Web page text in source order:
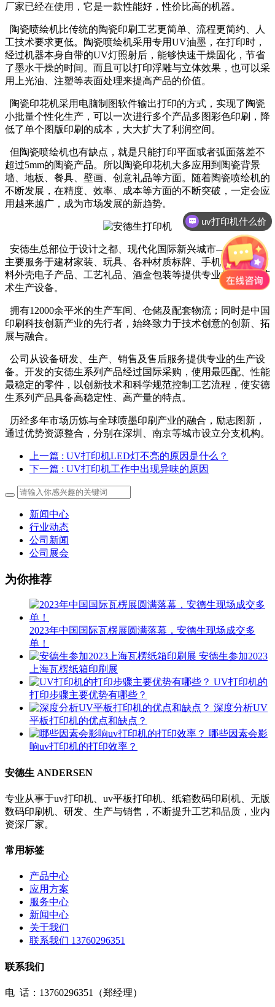
厂家已经在使用，它是一款性能好，性价比高的机器。
陶瓷喷绘机比传统的陶瓷印刷工艺更简单、流程更简约、人
工技术要求更低。陶瓷喷绘机采用专用UV油墨，在打印时，
经过机器本身自带的UV灯照射后，能够快速干燥固化，节省
了墨水干燥的时间。而且可以打印浮雕与立体效果，也可以采
用上光油、注塑等表面处理来提高产品的价值。
陶瓷印花机采用电脑制图软件输出打印的方式，实现了陶瓷
小批量个性化生产，可以一次进行多个产品多图彩色印刷，降
低了单个图版印刷的成本，大大扩大了利润空间。
但陶瓷喷绘机也有缺点，就是只能打印平面或者弧面落差不
超过5mm的陶瓷产品。所以陶瓷印花机大多应用到陶瓷背景
墙、地板、餐具、壁画、创意礼品等方面。随着陶瓷喷绘机的
不断发展，在精度、效率、成本等方面的不断突破，一定会应
用越来越广，成为市场发展的新趋势。
安德生总部位于设计之都、现代化国际新兴城市——深圳，
主要服务于建材家装、玩具、各种材质标牌、手机壳、3C塑
料外壳电子产品、工艺礼品、酒盒包装等提供专业的个性化艺
术生产设备。
拥有12000余平米的生产车间、仓储及配套物流；同时是中国
印刷科技创新产业的先行者，始终致力于技术创意的创新、拓
展与融合。
公司从设备研发、生产、销售及售后服务提供专业的生产设
备。开发的安德生系列产品经过国际采购，使用最匹配、性能
最稳定的零件，以创新技术和科学规范控制工艺流程，使安德
生系列产品具备高稳定性、高产量的特点。
历经多年市场历炼与全球喷墨印刷产业的融合，励志图新，
通过优势资源整合，分别在深圳、南京等城市设立分支机构。
上一篇 : UV打印机LED灯不亮的原因是什么？
下一篇 : UV打印机工作中出现异味的原因
新闻中心
行业动态
公司新闻
公司展会
为你推荐
2023年中国国际瓦楞展圆满落幕，安德生现场成交多
单！
安德生参加2023
上海瓦楞纸箱印刷展
UV打印机的
打印步骤主要优势有哪些？
深度分析UV
平板打印机的优点和缺点？
哪些因素会影
响uv打印机的打印效率？
安德生 ANDERSEN
专业从事于uv打印机、uv平板打印机、纸箱数码印刷机、无版
数码印刷机、研发、生产与销售，不断提升工艺和品质，业内
资深厂家。
常用标签
产品中心
应用方案
服务中心
新闻中心
关于我们
联系我们 13760296351
联系我们
电 话：13760296351（郑经理）
uv打印机什么价